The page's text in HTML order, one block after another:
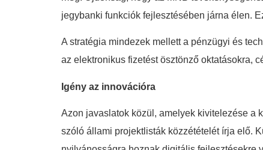
jegybanki funkciók fejlesztésében járna élen.
A stratégia mindezek mellett a pénzügyi és
az elektronikus fizetést ösztönző oktatásokra,
Igény az innovációra
Azon javaslatok közül, amelyek kivitelezése a
szóló állami projektlisták közzétételét írja elő.